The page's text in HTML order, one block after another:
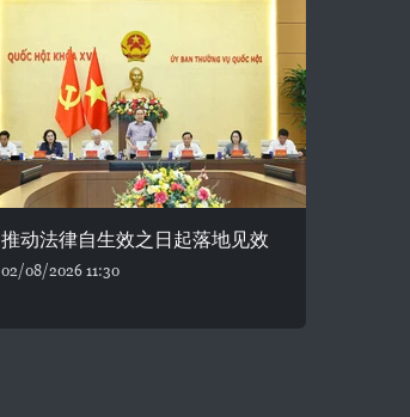
推动法律自生效之日起落地见效
02/08/2026 11:30